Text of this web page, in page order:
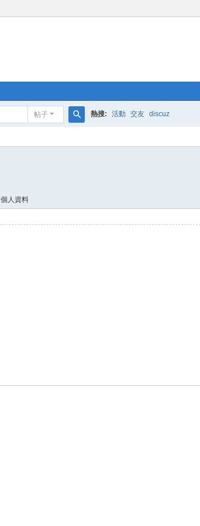
帖子
索
熱搜: 活動 交友 discuz
個人資料